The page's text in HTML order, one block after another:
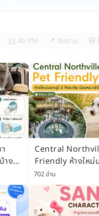
📨 ส่ง PM 📍 ติดตาม 🎒
าง
Central
Friendly ห้างให
Petville Pet Park
ไหม อัปเดต 2569
702 อ่าน